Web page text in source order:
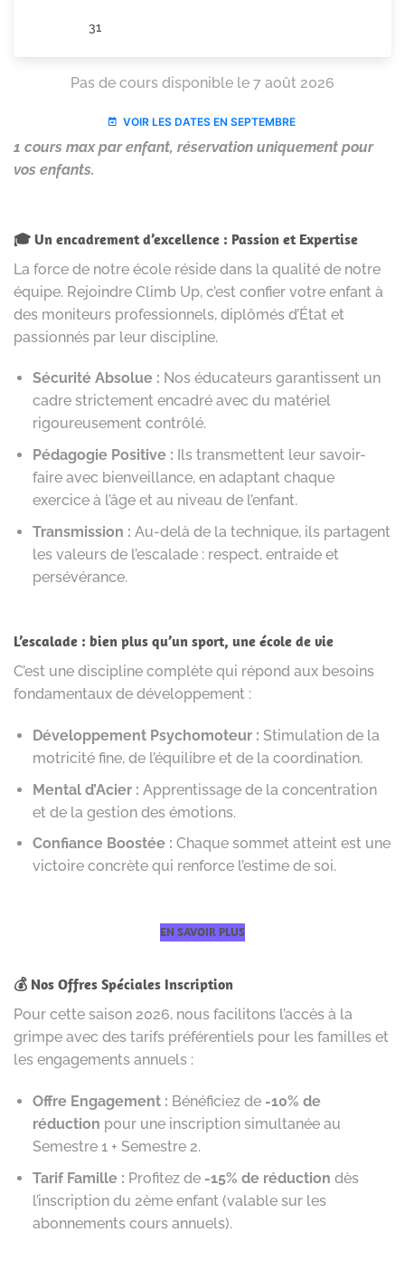
1 cours max par enfant, réservation uniquement pour
vos enfants.
🎓 Un encadrement d’excellence : Passion et Expertise
La force de notre école réside dans la qualité de notre
équipe. Rejoindre Climb Up, c’est confier votre enfant à
des moniteurs professionnels, diplômés d’État et
passionnés par leur discipline.
Sécurité Absolue : Nos éducateurs garantissent un
cadre strictement encadré avec du matériel
rigoureusement contrôlé.
Pédagogie Positive : Ils transmettent leur savoir-
faire avec bienveillance, en adaptant chaque
exercice à l’âge et au niveau de l’enfant.
Transmission : Au-delà de la technique, ils partagent
les valeurs de l’escalade : respect, entraide et
persévérance.
L’escalade : bien plus qu’un sport, une école de vie
C’est une discipline complète qui répond aux besoins
fondamentaux de développement :
Développement Psychomoteur : Stimulation de la
motricité fine, de l’équilibre et de la coordination.
Mental d’Acier : Apprentissage de la concentration
et de la gestion des émotions.
Confiance Boostée : Chaque sommet atteint est une
victoire concrète qui renforce l’estime de soi.
EN SAVOIR PLUS
💰 Nos Offres Spéciales Inscription
Pour cette saison 2026, nous facilitons l’accès à la
grimpe avec des tarifs préférentiels pour les familles et
les engagements annuels :
Offre Engagement : Bénéficiez de -10% de
réduction pour une inscription simultanée au
Semestre 1 + Semestre 2.
Tarif Famille : Profitez de -15% de réduction dès
l’inscription du 2ème enfant (valable sur les
abonnements cours annuels).